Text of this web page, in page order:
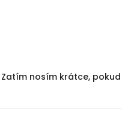
nosím krátce,